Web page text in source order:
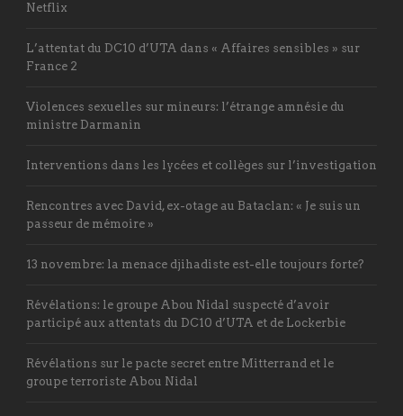
Netflix
L’attentat du DC10 d’UTA dans « Affaires sensibles » sur
France 2
Violences sexuelles sur mineurs: l’étrange amnésie du
ministre Darmanin
Interventions dans les lycées et collèges sur l’investigation
Rencontres avec David, ex-otage au Bataclan: « Je suis un
passeur de mémoire »
13 novembre: la menace djihadiste est-elle toujours forte?
Révélations: le groupe Abou Nidal suspecté d’avoir
participé aux attentats du DC10 d’UTA et de Lockerbie
Révélations sur le pacte secret entre Mitterrand et le
groupe terroriste Abou Nidal